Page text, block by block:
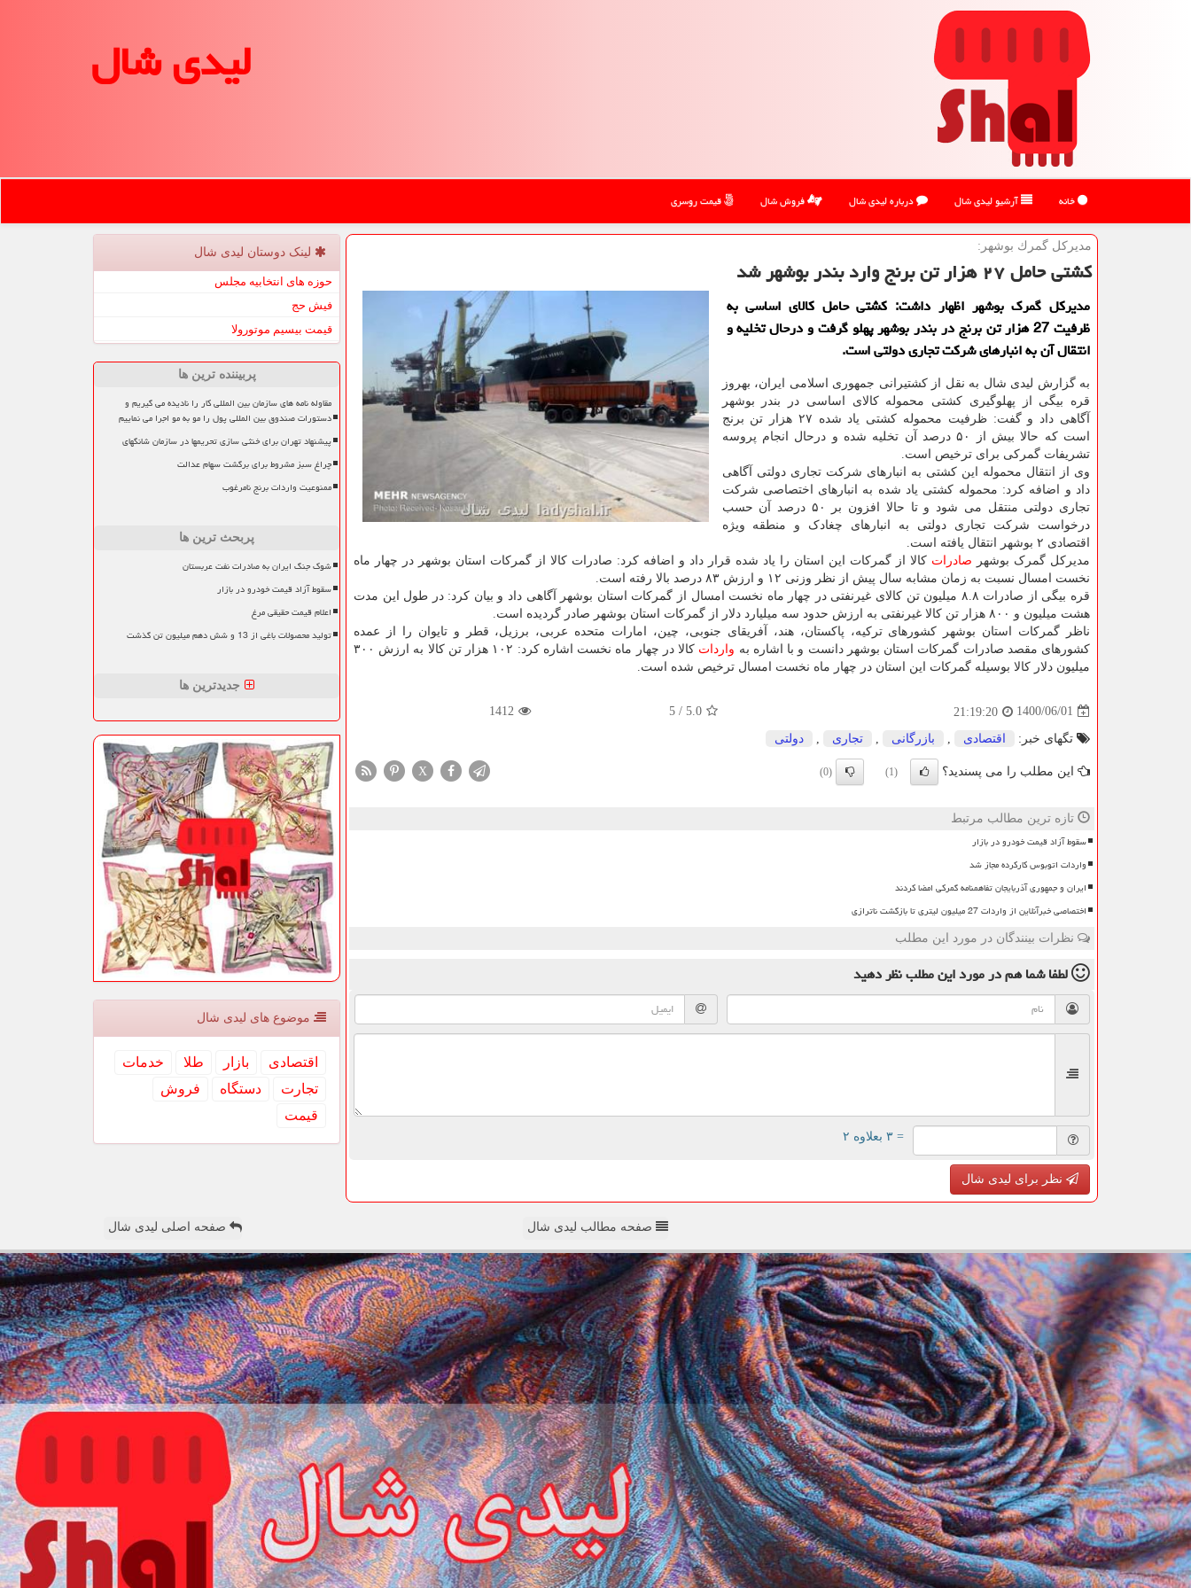
لیدی شال
خانه آرشیو لیدی شال درباره لیدی شال فروش شال قیمت روسری
مدیركل گمرك بوشهر:
کشتی حامل ۲۷ هزار تن برنج وارد بندر بوشهر شد
مدیرکل گمرک بوشهر اظهار داشت: کشتی حامل کالای اساسی به
ظرفیت 27 هزار تن برنج در بندر بوشهر پهلو گرفت و درحال تخلیه و
انتقال آن به انبارهای شرکت تجاری دولتی است.
به گزارش لیدی شال به نقل از کشتیرانی جمهوری اسلامی ایران، بهروز
قره بیگی از پهلوگیری کشتی محموله کالای اساسی در بندر بوشهر
آگاهی داد و گفت: ظرفیت محموله کشتی یاد شده ۲۷ هزار تن برنج
است که حالا بیش از ۵۰ درصد آن تخلیه شده و درحال انجام پروسه
تشریفات گمرکی برای ترخیص است.
وی از انتقال محموله این کشتی به انبارهای شرکت تجاری دولتی آگاهی
داد و اضافه کرد: محموله کشتی یاد شده به انبارهای اختصاصی شرکت
تجاری دولتی منتقل می شود و تا حالا افزون بر ۵۰ درصد آن حسب
درخواست شرکت تجاری دولتی به انبارهای چغادک و منطقه ویژه
اقتصادی ۲ بوشهر انتقال یافته است.
مدیرکل گمرک بوشهر صادرات کالا از گمرکات این استان را یاد شده قرار داد و اضافه کرد: صادرات کالا از گمرکات استان بوشهر در چهار ماه
نخست امسال نسبت به زمان مشابه سال پیش از نظر وزنی ۱۲ و ارزش ۸۳ درصد بالا رفته است.
قره بیگی از صادرات ۸.۸ میلیون تن کالای غیرنفتی در چهار ماه نخست امسال از گمرکات استان بوشهر آگاهی داد و بیان کرد: در طول این مدت
هشت میلیون و ۸۰۰ هزار تن کالا غیرنفتی به ارزش حدود سه میلیارد دلار از گمرکات استان بوشهر صادر گردیده است.
ناظر گمرکات استان بوشهر کشورهای ترکیه، پاکستان، هند، آفریقای جنوبی، چین، امارات متحده عربی، برزیل، قطر و تایوان را از عمده
کشورهای مقصد صادرات گمرکات استان بوشهر دانست و با اشاره به واردات
کالا در چهار ماه نخست اشاره کرد: ۱۰۲ هزار تن کالا به ارزش ۳۰۰
میلیون دلار کالا بوسیله گمرکات این استان در چهار ماه نخست امسال ترخیص شده است.
1400/06/01
21:19:20
5.0
/
5
1412
تگهای خبر: اقتصادی بازرگانی تجاری دولتی
این مطلب را می پسندید؟ (1)
(0)
X
تازه ترین مطالب مرتبط
سقوط آزاد قیمت خودرو در بازار
واردات اتوبوس کارکرده مجاز شد
ایران و جمهوری آذربایجان تفاهمنامه گمرکی امضا کردند
اختصاصی خبرآنلاین از واردات 27 میلیون لیتری تا بازگشت ناترازی
نظرات بینندگان در مورد این مطلب
لطفا شما همدر مورد این مطلبنظر دهید
= ۳ بعلاوه ۲
نظر برای لیدی شال
لینک دوستان لیدی شال
حوزه های انتخابیه مجلس
فیش حج
قیمت بیسیم موتورولا
پربیننده ترین ها
مقاوله نامه های سازمان بین المللی کار را نادیده می گیریم و
دستورات صندوق بین المللی پول را مو به مو اجرا می نماییم
پیشنهاد تهران برای خنثی سازی تحریمها در سازمان شانگهای
چراغ سبز مشروط برای برگشت سهام عدالت
ممنوعیت واردات برنج نامرغوب
پربحث ترین ها
شوک جنگ ایران به صادرات نفت عربستان
سقوط آزاد قیمت خودرو در بازار
اعلام قیمت حقیقی مرغ
تولید محصولات باغی از 13 و شش دهم میلیون تن گذشت
جدیدترین ها
موضوع های لیدی شال
اقتصادی بازار طلا
خدمات
تجارت
دستگاه
فروش
قیمت
صفحه مطالب لیدی شال صفحه اصلی لیدی شال